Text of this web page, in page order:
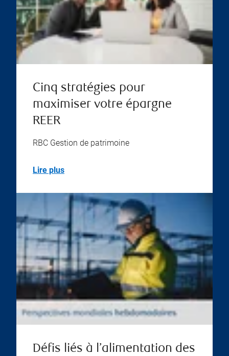
Cinq stratégies pour
maximiser votre épargne
REER
RBC Gestion de patrimoine
Lire plus
Défis liés à l’alimentation des